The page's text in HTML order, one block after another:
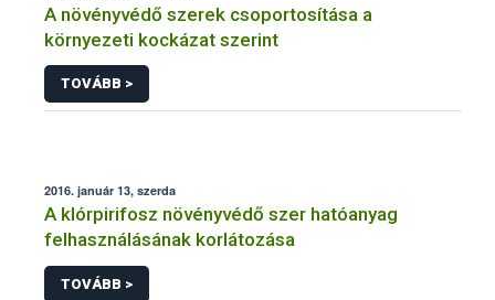
A növényvédő szerek csoportosítása a
környezeti kockázat szerint
TOVÁBB >
2016. január 13, szerda
A klórpirifosz növényvédő szer hatóanyag
felhasználásának korlátozása
TOVÁBB >